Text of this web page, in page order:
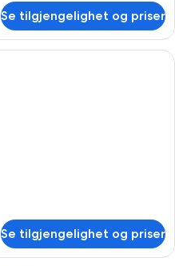
Se tilgjengelighet og priser
Suite (Dame) | Sengetøy av topp
Se tilgjengelighet og priser